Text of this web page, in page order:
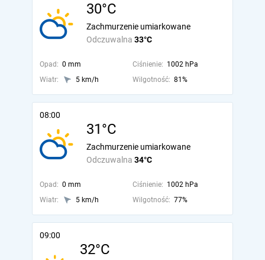
30°C
Odczuwalna 33°C
Zachmurzenie umiarkowane
Opad: 0 mm Ciśnienie: 1002 hPa
Wiatr:
5 km/h Wilgotność: 81%
08:00
31°C
Odczuwalna 34°C
Zachmurzenie umiarkowane
Opad: 0 mm Ciśnienie: 1002 hPa
Wiatr:
5 km/h Wilgotność: 77%
09:00
32°C